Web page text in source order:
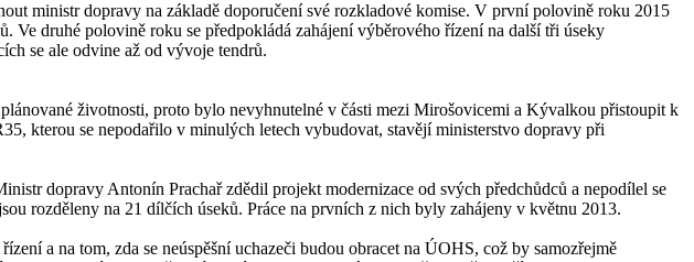
ministr dopravy na základě doporučení své rozkladové komise. V první polovině roku 2015
Ve druhé polovině roku se předpokládá zahájení výběrového řízení na další tři úseky
se ale odvine až od vývoje tendrů.
životnosti, proto bylo nevyhnutelné v části mezi Mirošovicemi a Kývalkou přistoupit k
kterou se nepodařilo v minulých letech vybudovat, stavějí ministerstvo dopravy při
dopravy Antonín Prachař zdědil projekt modernizace od svých předchůdců a nepodílel se
rozděleny na 21 dílčích úseků. Práce na prvních z nich byly zahájeny v květnu 2013.
a na tom, zda se neúspěšní uchazeči budou obracet na ÚOHS, což by samozřejmě